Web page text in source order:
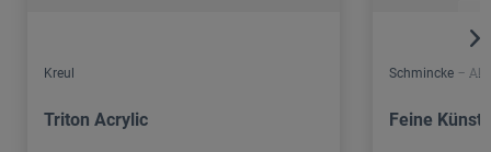
Kreul
Triton Acrylic
Schmincke –
Feine